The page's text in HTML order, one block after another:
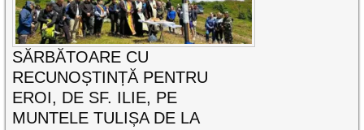
SĂRBĂTOARE CU
RECUNOȘTINȚĂ PENTRU
EROI, DE SF. ILIE, PE
MUNTELE TULIȘA DE LA